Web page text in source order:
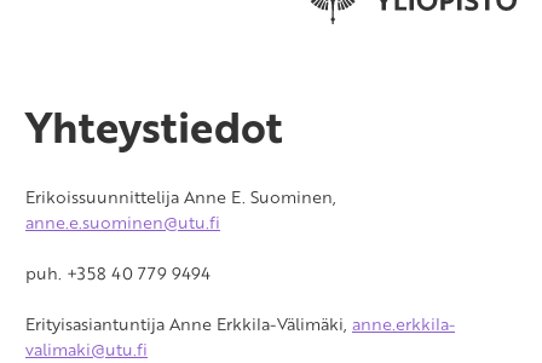
Yhteystiedot
Erikoissuunnittelija Anne E. Suominen,
anne.e.suominen@utu.fi
puh. +358 40 779 9494
Erityisasiantuntija Anne Erkkila-Välimäki, anne.erkkila-
valimaki@utu.fi